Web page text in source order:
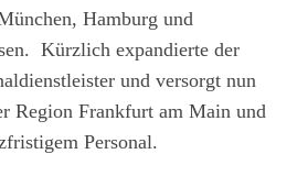
Hamburg und
Kürzlich expandierte der
und versorgt nun
Region Frankfurt am Main und
Personal.